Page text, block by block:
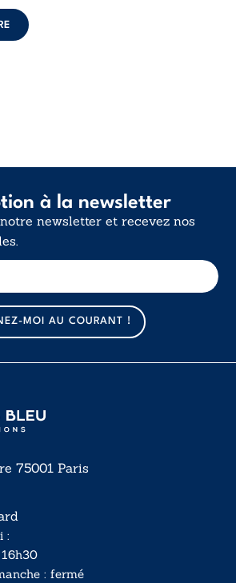
la ...
à la newsletter
newsletter et recevez nos
m
a
i
l
MOI AU COURANT !
75001 Paris
:
: fermé